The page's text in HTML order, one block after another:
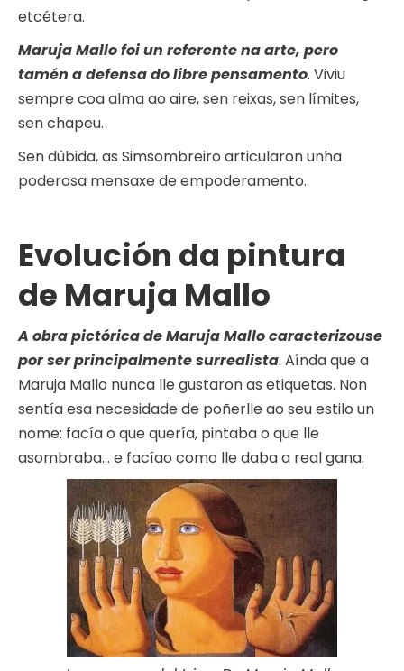
etcétera.
Maruja Mallo foi un referente na arte, pero
tamén a defensa do libre pensamento. Viviu
sempre coa alma ao aire, sen reixas, sen límites,
sen chapeu.
Sen dúbida, as Simsombreiro articularon unha
poderosa mensaxe de empoderamento.
Evolución da pintura
de Maruja Mallo
A obra pictórica de Maruja Mallo caracterizouse
por ser principalmente surrealista. Aínda que a
Maruja Mallo nunca lle gustaron as etiquetas. Non
sentía esa necesidade de poñerlle ao seu estilo un
nome: facía o que quería, pintaba o que lle
asombraba… e facíao como lle daba a real gana.